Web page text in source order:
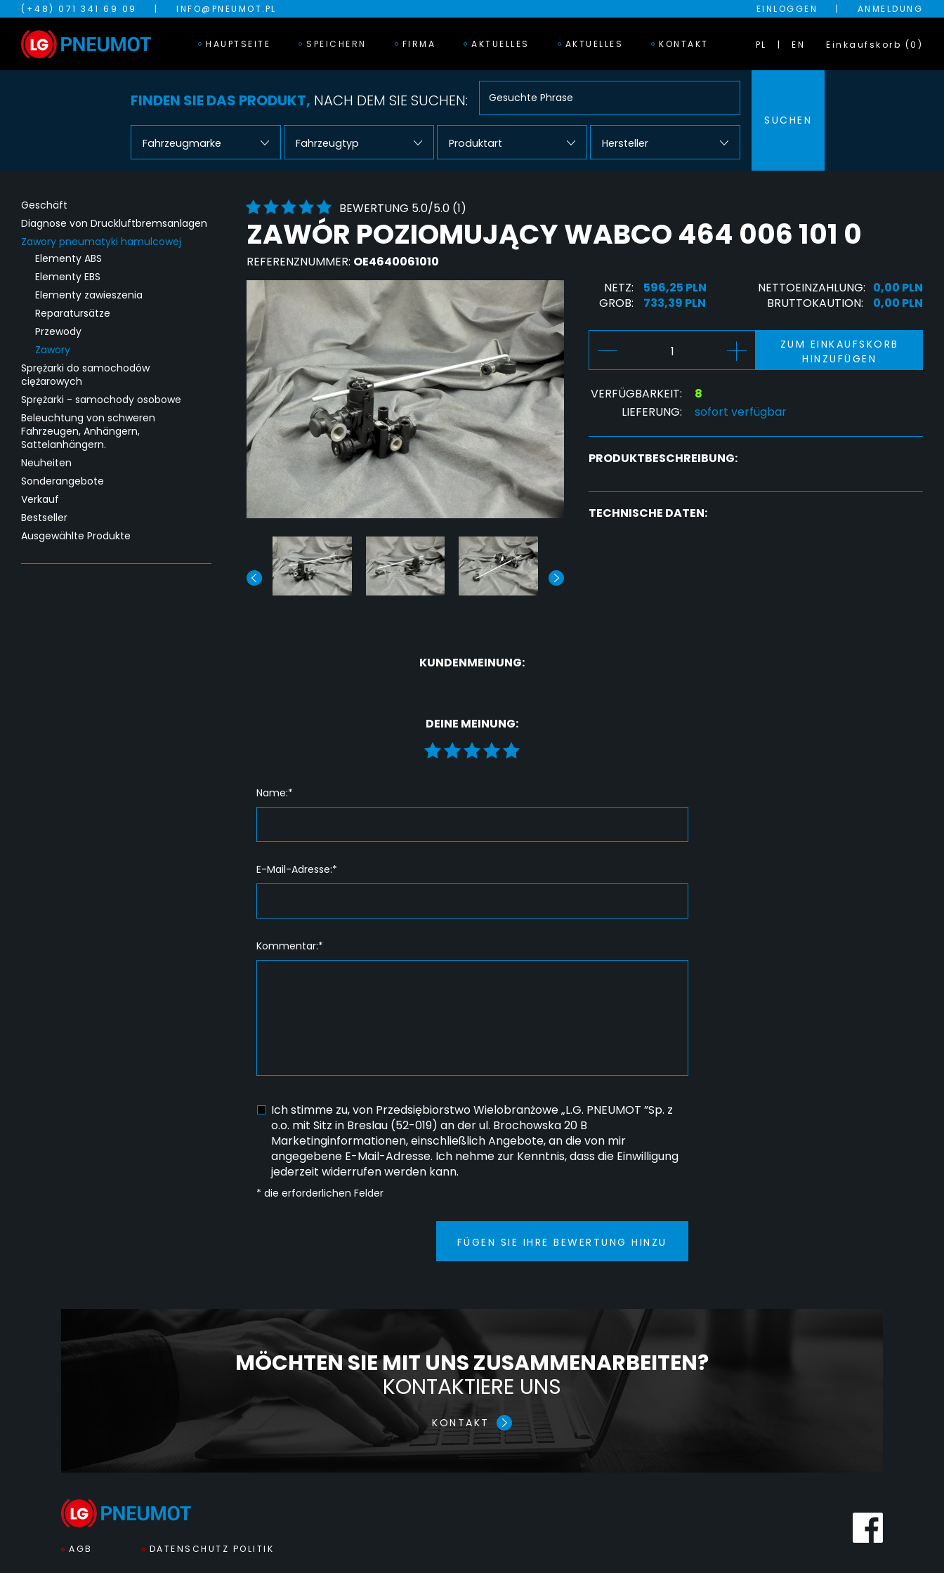
(+48) 071 341 69 09 | INFO@PNEUMOT.PL EINLOGGEN | ANMELDUNG
HAUPTSEITE SPEICHERN FIRMA AKTUELLES AKTUELLES KONTAKT PL EN Einkaufskorb (0)
FINDEN SIE DAS PRODUKT, NACH DEM SIE SUCHEN:
Fahrzeugmarke Fahrzeugtyp Produktart Hersteller
SUCHEN
Geschäft
Diagnose von Druckluftbremsanlagen
Zawory pneumatyki hamulcowej
Elementy ABS
Elementy EBS
Elementy zawieszenia
Reparatursätze
Przewody
Zawory
Sprężarki do samochodów
ciężarowych
Sprężarki - samochody osobowe
Beleuchtung von schweren
Fahrzeugen, Anhängern,
Sattelanhängern.
Neuheiten
Sonderangebote
Verkauf
Bestseller
Ausgewählte Produkte
BEWERTUNG 5.0/5.0 (1)
ZAWÓR POZIOMUJĄCY WABCO 464 006 101 0
REFERENZNUMMER: OE4640061010
NETZ:
596,25 PLN
GROB:
733,39 PLN
NETTOEINZAHLUNG: 0,00 PLN
BRUTTOKAUTION:
0,00 PLN
ZUM EINKAUFSKORB
HINZUFÜGEN
VERFÜGBARKEIT:
8
LIEFERUNG:
sofort verfügbar
PRODUKTBESCHREIBUNG:
TECHNISCHE DATEN:
KUNDENMEINUNG:
DEINE MEINUNG:
Name:*
E-Mail-Adresse:*
Kommentar:*
Ich stimme zu, von Przedsiębiorstwo Wielobranżowe „L.G. PNEUMOT ”Sp. z
o.o. mit Sitz in Breslau (52-019) an der ul. Brochowska 20 B
Marketinginformationen, einschließlich Angebote, an die von mir
angegebene E-Mail-Adresse. Ich nehme zur Kenntnis, dass die Einwilligung
jederzeit widerrufen werden kann.
* die erforderlichen Felder
FÜGEN SIE IHRE BEWERTUNG HINZU
MÖCHTEN SIE MIT UNS ZUSAMMENARBEITEN?
KONTAKTIERE UNS
KONTAKT
AGB DATENSCHUTZ POLITIK